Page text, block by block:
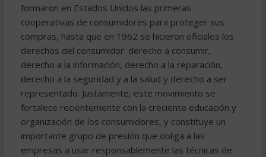
formaron en Estados Unidos las primeras
cooperativas de consumidores para proteger sus
compras, hasta que en 1962 se hicieron oficiales los
derechos del consumidor: derecho a consumir,
derecho a la información, derecho a la reparación,
derecho a la seguridad y a la salud y derecho a ser
representado. Justamente, este movimiento se
fortalece recientemente con la creciente educación y
organización de los consumidores, y constituye un
importante grupo de presión que obliga a las
empresas a usar responsablemente las técnicas de